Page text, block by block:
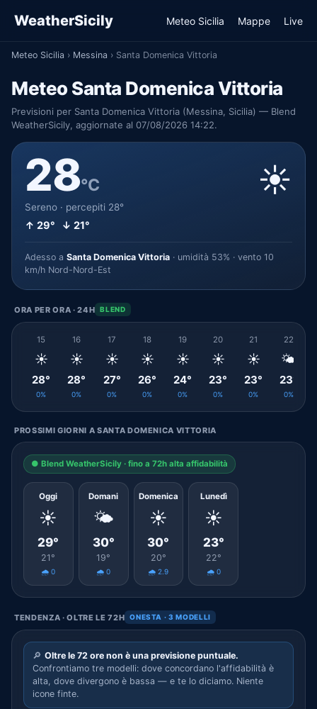
WeatherSicily Meteo Sicilia Mappe Live
Meteo Sicilia › Messina › Santa Domenica Vittoria
Meteo Santa Domenica Vittoria
Previsioni per Santa Domenica Vittoria (Messina, Sicilia) — Blend
WeatherSicily, aggiornate al 07/08/2026 14:22.
28°C
Sereno · percepiti 28°
↑ 29° ↓ 21°
☀️
Adesso a Santa Domenica Vittoria · umidità 53% · vento 10
km/h Nord-Nord-Est
ORA PER ORA · 24H BLEND
15
☀️
28°
0%
16
☀️
28°
0%
17
☀️
27°
0%
18
☀️
26°
0%
19
☀️
24°
0%
20
☀️
23°
0%
21
☀️
23°
0%
22
🌤️
23°
0%
PROSSIMI GIORNI A SANTA DOMENICA VITTORIA
● Blend WeatherSicily · fino a 72h alta affidabilità
Oggi
☀️
29°
21°
🌧️ 0
Domani
🌤️
30°
19°
🌧️ 0
Domenica
☀️
30°
20°
🌧️ 2.9
Lunedì
☀️
23°
22°
🌧️ 0
TENDENZA · OLTRE LE 72H ONESTA · 3 MODELLI
🔎 Oltre le 72 ore non è una previsione puntuale.
Confrontiamo tre modelli: dove concordano l'affidabilità è
alta, dove divergono è bassa — e te lo diciamo. Niente
icone finte.